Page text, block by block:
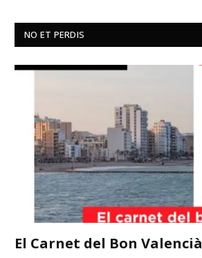
NO ET PERDIS
El Carnet del Bon Valencià